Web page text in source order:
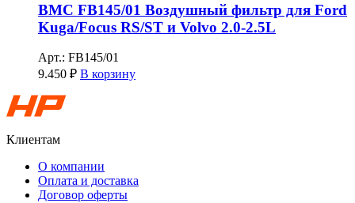
BMC FB145/01 Воздушный фильтр для Ford
Kuga/Focus RS/ST и Volvo 2.0-2.5L
Арт.: FB145/01
9.450 ₽ В корзину
Клиентам
О компании
Оплата и доставка
Договор оферты